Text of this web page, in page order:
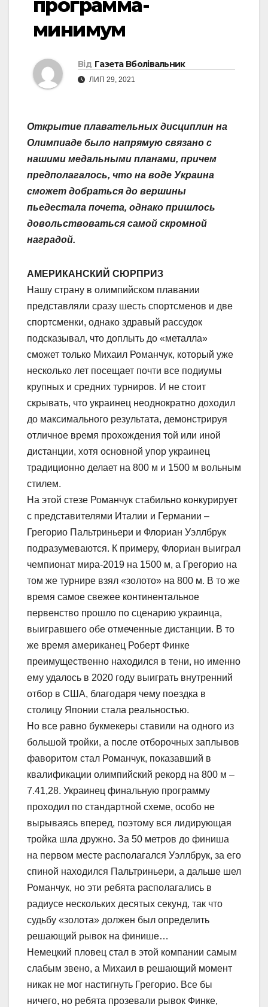
программа-
минимум
Від Газета Вболівальник
ЛИП 29, 2021
Открытие плавательных дисциплин на
Олимпиаде было напрямую связано с
нашими медальными планами, причем
предполагалось, что на воде Украина
сможет добраться до вершины
пьедестала почета, однако пришлось
довольствоваться самой скромной
наградой.
АМЕРИКАНСКИЙ СЮРПРИЗ
Нашу страну в олимпийском плавании
представляли сразу шесть спортсменов и две
спортсменки, однако здравый рассудок
подсказывал, что доплыть до «металла»
сможет только Михаил Романчук, который уже
несколько лет посещает почти все подиумы
крупных и средних турниров. И не стоит
скрывать, что украинец неоднократно доходил
до максимального результата, демонстрируя
отличное время прохождения той или иной
дистанции, хотя основной упор украинец
традиционно делает на 800 м и 1500 м вольным
стилем.
На этой стезе Романчук стабильно конкурирует
с представителями Италии и Германии –
Грегорио Пальтриньери и Флориан Уэллбрук
подразумеваются. К примеру, Флориан выиграл
чемпионат мира-2019 на 1500 м, а Грегорио на
том же турнире взял «золото» на 800 м. В то же
время самое свежее континентальное
первенство прошло по сценарию украинца,
выигравшего обе отмеченные дистанции. В то
же время американец Роберт Финке
преимущественно находился в тени, но именно
ему удалось в 2020 году выиграть внутренний
отбор в США, благодаря чему поездка в
столицу Японии стала реальностью.
Но все равно букмекеры ставили на одного из
большой тройки, а после отборочных заплывов
фаворитом стал Романчук, показавший в
квалификации олимпийский рекорд на 800 м –
7.41,28. Украинец финальную программу
проходил по стандартной схеме, особо не
вырываясь вперед, поэтому вся лидирующая
тройка шла дружно. За 50 метров до финиша
на первом месте располагался Уэллбрук, за его
спиной находился Пальтриньери, а дальше шел
Романчук, но эти ребята располагались в
радиусе нескольких десятых секунд, так что
судьбу «золота» должен был определить
решающий рывок на финише…
Немецкий пловец стал в этой компании самым
слабым звено, а Михаил в решающий момент
никак не мог настигнуть Грегорио. Все бы
ничего, но ребята прозевали рывок Финке,